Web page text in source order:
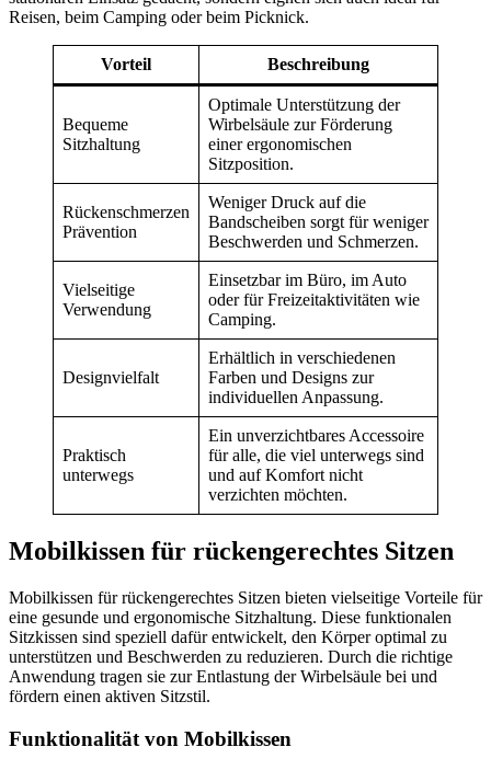
Reisen, beim Camping oder beim Picknick.
Vorteil Beschreibung
Bequeme
Sitzhaltung
Optimale Unterstützung der
Wirbelsäule zur Förderung
einer ergonomischen
Sitzposition.
Rückenschmerzen
Prävention
Weniger Druck auf die
Bandscheiben sorgt für weniger
Beschwerden und Schmerzen.
Vielseitige
Verwendung
Einsetzbar im Büro, im Auto
oder für Freizeitaktivitäten wie
Camping.
Designvielfalt
Erhältlich in verschiedenen
Farben und Designs zur
individuellen Anpassung.
Praktisch
unterwegs
Ein unverzichtbares Accessoire
für alle, die viel unterwegs sind
und auf Komfort nicht
verzichten möchten.
Mobilkissen für rückengerechtes Sitzen
Mobilkissen für rückengerechtes Sitzen bieten vielseitige Vorteile für
eine gesunde und ergonomische Sitzhaltung. Diese funktionalen
Sitzkissen sind speziell dafür entwickelt, den Körper optimal zu
unterstützen und Beschwerden zu reduzieren. Durch die richtige
Anwendung tragen sie zur Entlastung der Wirbelsäule bei und
fördern einen aktiven Sitzstil.
Funktionalität von Mobilkissen